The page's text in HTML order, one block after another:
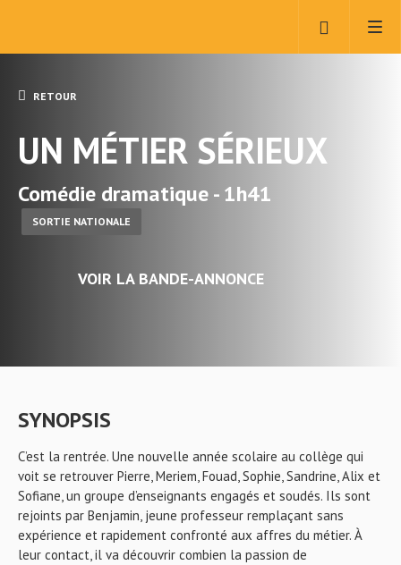
RETOUR
UN MÉTIER SÉRIEUX
Comédie dramatique - 1h41
SORTIE NATIONALE
VOIR LA BANDE-ANNONCE
SYNOPSIS
C’est la rentrée. Une nouvelle année scolaire au collège qui
voit se retrouver Pierre, Meriem, Fouad, Sophie, Sandrine, Alix et
Sofiane, un groupe d’enseignants engagés et soudés. Ils sont
rejoints par Benjamin, jeune professeur remplaçant sans
expérience et rapidement confronté aux affres du métier. À
leur contact, il va découvrir combien la passion de